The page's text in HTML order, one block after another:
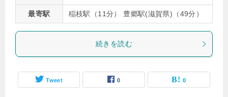
最寄駅 稲枝駅（11分） 豊郷駅(滋賀県)（49分）
続きを読む
Tweet 0 0